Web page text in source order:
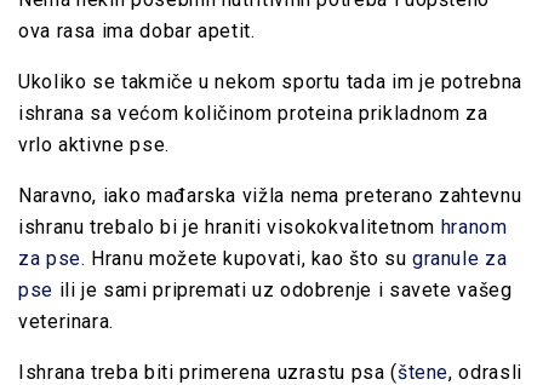
ova rasa ima dobar apetit.
Ukoliko se takmiče u nekom sportu tada im je potrebna
ishrana sa većom količinom proteina prikladnom za
vrlo aktivne pse.
Naravno, iako mađarska vižla nema preterano zahtevnu
ishranu trebalo bi je hraniti visokokvalitetnom hranom
za pse. Hranu možete kupovati, kao što su granule za
pse ili je sami pripremati uz odobrenje i savete vašeg
veterinara.
Ishrana treba biti primerena uzrastu psa (štene, odrasli